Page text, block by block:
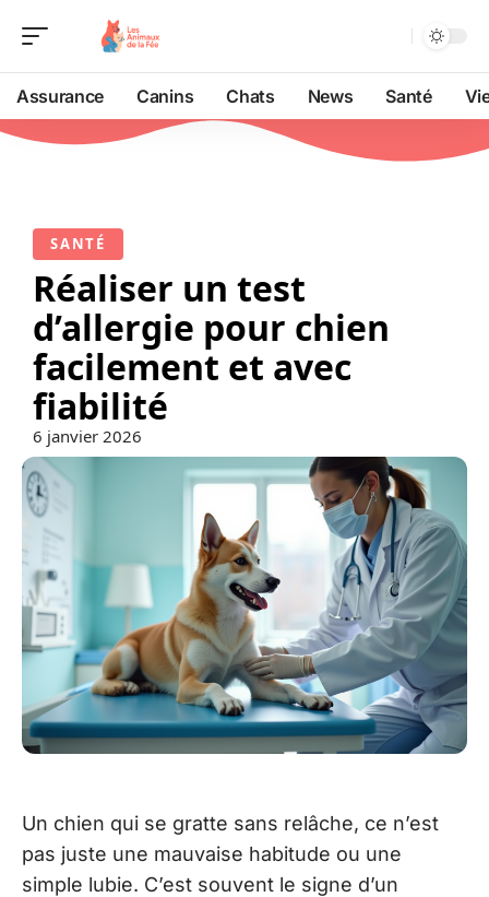
Assurance Canins Chats News Santé
SANTÉ
Réaliser un test
d’allergie pour chien
facilement et avec
fiabilité
6 janvier 2026
Un chien qui se gratte sans relâche, ce n’est
pas juste une mauvaise habitude ou une
simple lubie. C’est souvent le signe d’un